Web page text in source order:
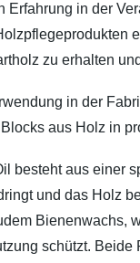
Erfahrung in der
zu erhalten
in der
aus Holz in
besteht aus einer
und das Holz
Bienenwachs,
schützt.